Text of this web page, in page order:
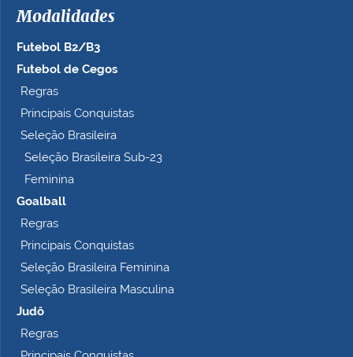
Modalidades
Futebol B2/B3
Futebol de Cegos
Regras
Principais Conquistas
Seleção Brasileira
Seleção Brasileira Sub-23
Feminina
Goalball
Regras
Principais Conquistas
Seleção Brasileira Feminina
Seleção Brasileira Masculina
Judô
Regras